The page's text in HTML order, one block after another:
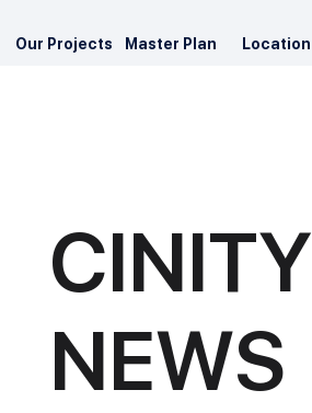
Our Projects Master Plan Location
CINITY
NEWS